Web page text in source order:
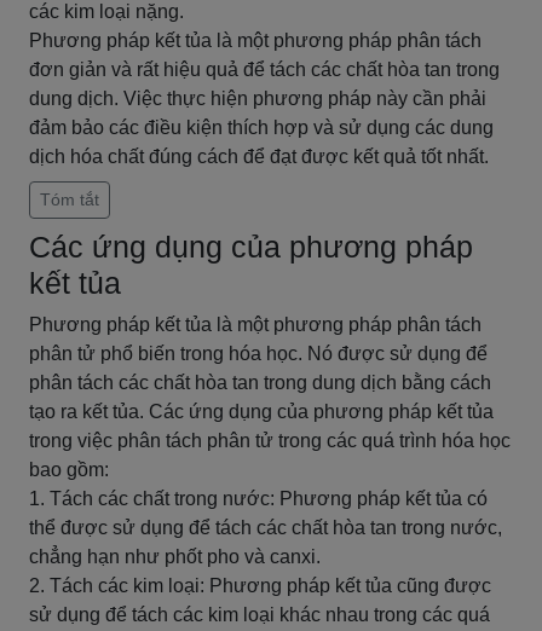
các kim loại nặng.
Phương pháp kết tủa là một phương pháp phân tách
đơn giản và rất hiệu quả để tách các chất hòa tan trong
dung dịch. Việc thực hiện phương pháp này cần phải
đảm bảo các điều kiện thích hợp và sử dụng các dung
dịch hóa chất đúng cách để đạt được kết quả tốt nhất.
Tóm tắt
Các ứng dụng của phương pháp
kết tủa
Phương pháp kết tủa là một phương pháp phân tách
phân tử phổ biến trong hóa học. Nó được sử dụng để
phân tách các chất hòa tan trong dung dịch bằng cách
tạo ra kết tủa. Các ứng dụng của phương pháp kết tủa
trong việc phân tách phân tử trong các quá trình hóa học
bao gồm:
1. Tách các chất trong nước: Phương pháp kết tủa có
thể được sử dụng để tách các chất hòa tan trong nước,
chẳng hạn như phốt pho và canxi.
2. Tách các kim loại: Phương pháp kết tủa cũng được
sử dụng để tách các kim loại khác nhau trong các quá